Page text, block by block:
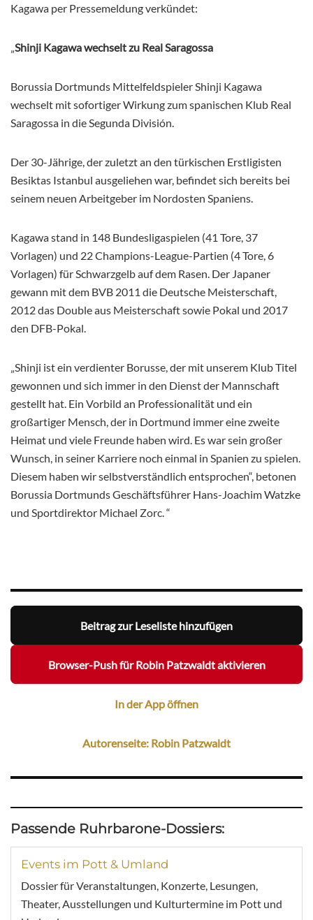
Kagawa per Pressemeldung verkündet:
„Shinji Kagawa wechselt zu Real Saragossa
Borussia Dortmunds Mittelfeldspieler Shinji Kagawa
wechselt mit sofortiger Wirkung zum spanischen Klub Real
Saragossa in die Segunda División.
Der 30-Jährige, der zuletzt an den türkischen Erstligisten
Besiktas Istanbul ausgeliehen war, befindet sich bereits bei
seinem neuen Arbeitgeber im Nordosten Spaniens.
Kagawa stand in 148 Bundesligaspielen (41 Tore, 37
Vorlagen) und 22 Champions-League-Partien (4 Tore, 6
Vorlagen) für Schwarzgelb auf dem Rasen. Der Japaner
gewann mit dem BVB 2011 die Deutsche Meisterschaft,
2012 das Double aus Meisterschaft sowie Pokal und 2017
den DFB-Pokal.
„Shinji ist ein verdienter Borusse, der mit unserem Klub Titel
gewonnen und sich immer in den Dienst der Mannschaft
gestellt hat. Ein Vorbild an Professionalität und ein
großartiger Mensch, der in Dortmund immer eine zweite
Heimat und viele Freunde haben wird. Es war sein großer
Wunsch, in seiner Karriere noch einmal in Spanien zu spielen.
Diesem haben wir selbstverständlich entsprochen“, betonen
Borussia Dortmunds Geschäftsführer Hans-Joachim Watzke
und Sportdirektor Michael Zorc. “
Beitrag zur Leseliste hinzufügen
Browser-Push für Robin Patzwaldt aktivieren
In der App öffnen
Autorenseite: Robin Patzwaldt
Passende Ruhrbarone-Dossiers:
Events im Pott & Umland
Dossier für Veranstaltungen, Konzerte, Lesungen,
Theater, Ausstellungen und Kulturtermine im Pott und